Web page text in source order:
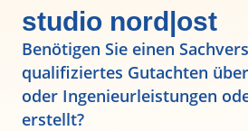
studio nord|ost
Benötigen Sie einen
qualifiziertes Gutachten
oder Ingenieurleistungen
erstellt?